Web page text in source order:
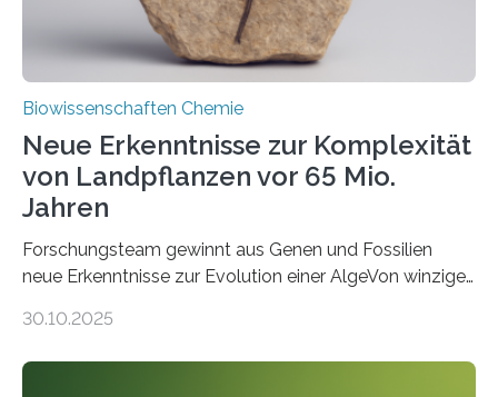
Biowissenschaften Chemie
Neue Erkenntnisse zur Komplexität
von Landpflanzen vor 65 Mio.
Jahren
Forschungsteam gewinnt aus Genen und Fossilien
neue Erkenntnisse zur Evolution einer AlgeVon winzigen
Landpflanzen zählen zu den komplexesten
30.10.2025